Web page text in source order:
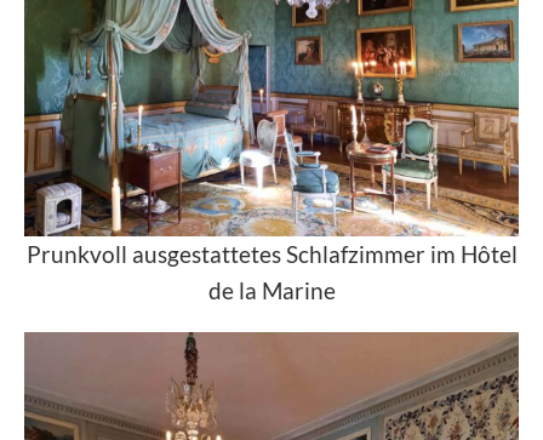
Prunkvoll ausgestattetes Schlafzimmer im Hôtel
de la Marine